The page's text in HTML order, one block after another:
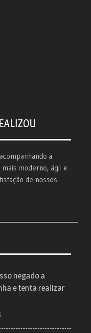
a
moderno, ágil e
de nossos
negado a
e tenta realizar